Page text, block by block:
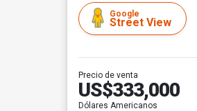
Google
Street View
Precio de venta
US$333,000
Dólares Americanos